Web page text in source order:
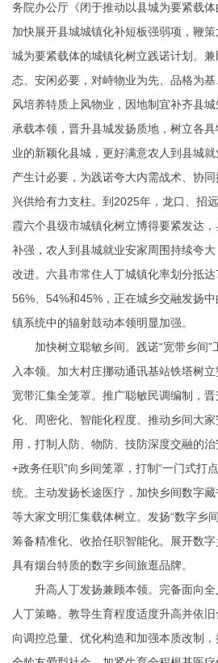
务院办公厅《闭于推动以县城为要紧载体
加快展开县城城镇化补短板强弱项，鞭
城为要紧载体的城镇化树立践诺计划。
态、安闲必要，对峙物业为先、品格为
风培养特质上风物业，因地制宜补齐县
承载本领，晋升县城发扬质地，树立各
业的新颖化县城，更好满意农人到县城
产生计必要，为践诺夸大内需战术、协
兴供给有力支柱。到2025年，龙口、招
霞六个县级市城镇化树立博得要紧发达
补强，农人到县城就业安家周围持续夸
改进。六县市常住人丁城镇化率划分抵达
56%、54%和45%，正在城乡交融发扬
镇系统中的辐射鼓动本领明显加强。
加快树立聪敏乡间。践诺“宽带乡间”
入本领。加大村庄挪动通讯基站铁塔树
宽带汇集全笼罩。推广聪敏民调编制，
化、周密化、智能化程度。推动乡间大
用，打制人防、物防、技防深度交融的
+政务任职”向乡间笼罩，打制“一门式打
统。主动发扬长途医疗，加快乡间数字
等大家文明汇集载体树立。发扬“数字乡
筹备精准化、收拾任职智能化。展开数
具有烟台特质的数字乡间旅逛品牌。
升高人丁发扬兼顾本领。完备面向全
人丁策略。教导生育程度适度升高并依
向调控总量、优化构造和加强本质改制